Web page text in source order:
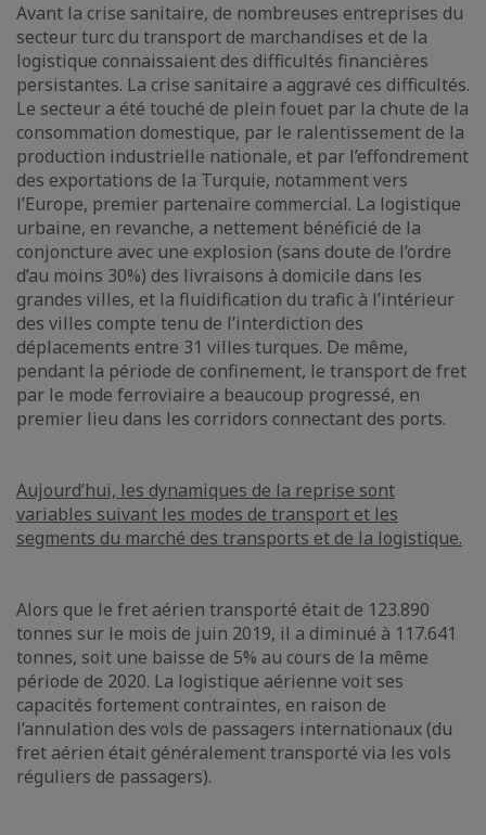
Avant la crise sanitaire, de nombreuses entreprises du
secteur turc du transport de marchandises et de la
logistique connaissaient des difficultés financières
persistantes. La crise sanitaire a aggravé ces difficultés.
Le secteur a été touché de plein fouet par la chute de la
consommation domestique, par le ralentissement de la
production industrielle nationale, et par l’effondrement
des exportations de la Turquie, notamment vers
l’Europe, premier partenaire commercial. La logistique
urbaine, en revanche, a nettement bénéficié de la
conjoncture avec une explosion (sans doute de l’ordre
d’au moins 30%) des livraisons à domicile dans les
grandes villes, et la fluidification du trafic à l’intérieur
des villes compte tenu de l’interdiction des
déplacements entre 31 villes turques. De même,
pendant la période de confinement, le transport de fret
par le mode ferroviaire a beaucoup progressé, en
premier lieu dans les corridors connectant des ports.
Aujourd’hui, les dynamiques de la reprise sont
variables suivant les modes de transport et les
segments du marché des transports et de la logistique.
Alors que le fret aérien transporté était de 123.890
tonnes sur le mois de juin 2019, il a diminué à 117.641
tonnes, soit une baisse de 5% au cours de la même
période de 2020. La logistique aérienne voit ses
capacités fortement contraintes, en raison de
l’annulation des vols de passagers internationaux (du
fret aérien était généralement transporté via les vols
réguliers de passagers).